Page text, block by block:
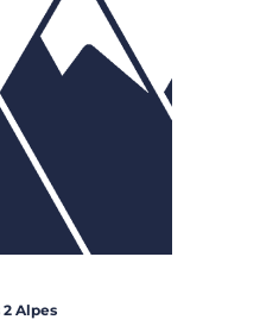
2 Alpes